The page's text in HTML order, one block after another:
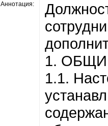
Аннотация:
1.
1.1.